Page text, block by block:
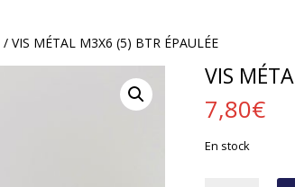
/ VIS MÉTAL M3X6 (5) BTR ÉPAULÉE
VIS
7,80€
En stock